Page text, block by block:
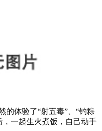
体验了“射五毒”、“钓粽
，一起生火煮饭，自己动手